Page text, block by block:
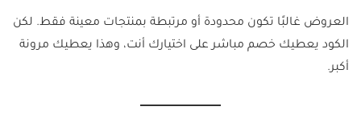
العروض غالبًا تكون محدودة أو مرتبطة بمنتجات معينة فقط. لكن
الكود يعطيك خصم مباشر على اختيارك أنت، وهذا يعطيك مرونة
أكبر.